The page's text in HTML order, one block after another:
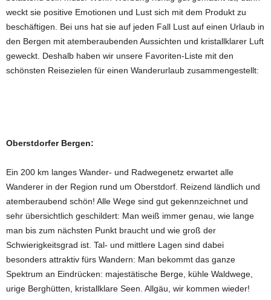
weckt sie positive Emotionen und Lust sich mit dem Produkt zu
beschäftigen. Bei uns hat sie auf jeden Fall Lust auf einen Urlaub in
den Bergen mit atemberaubenden Aussichten und kristallklarer Luft
geweckt. Deshalb haben wir unsere Favoriten-Liste mit den
schönsten Reisezielen für einen Wanderurlaub zusammengestellt:
Oberstdorfer Bergen:
Ein 200 km langes Wander- und Radwegenetz erwartet alle
Wanderer in der Region rund um Oberstdorf. Reizend ländlich und
atemberaubend schön! Alle Wege sind gut gekennzeichnet und
sehr übersichtlich geschildert: Man weiß immer genau, wie lange
man bis zum nächsten Punkt braucht und wie groß der
Schwierigkeitsgrad ist. Tal- und mittlere Lagen sind dabei
besonders attraktiv fürs Wandern: Man bekommt das ganze
Spektrum an Eindrücken: majestätische Berge, kühle Waldwege,
urige Berghütten, kristallklare Seen. Allgäu, wir kommen wieder!